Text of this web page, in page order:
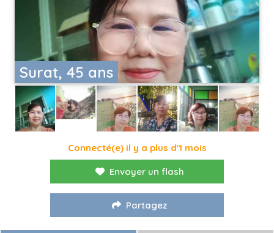
Surat, 45 ans
Connecté(e) il y a plus d'1 mois
Envoyer un flash
Partagez